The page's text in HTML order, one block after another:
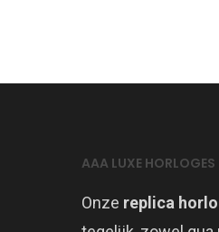
AAA LUXE
Onze replica